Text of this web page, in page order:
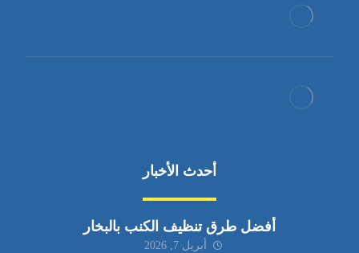
أحدث الأخبار
أفضل طرق تنظيف الكنب بالبخار
أبريل 7, 2026